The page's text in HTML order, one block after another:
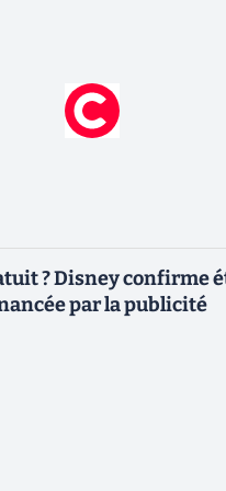
? Disney confirme
par la publicité